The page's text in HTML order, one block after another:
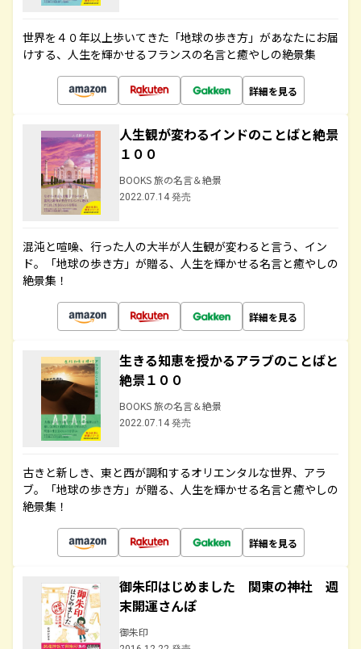
世界を４０年以上歩いてきた「地球の歩き方」があなたにお届
けする、人生を輝かせるフランスの名言と癒やしの絶景集
詳細を見る
人生観が変わるインドのことばと絶景
１００
BOOKS 旅の名言＆絶景
2022.07.14 発売
混沌と喧噪、行った人の大半が人生観が変わると言う、イン
ド。「地球の歩き方」が贈る、人生を輝かせる名言と癒やしの
絶景集！
詳細を見る
生きる知恵を授かるアラブのことばと
絶景１００
BOOKS 旅の名言＆絶景
2022.07.14 発売
古きと新しき、東と西が調和するオリエンタルな世界、アラ
ブ。「地球の歩き方」が贈る、人生を輝かせる名言と癒やしの
絶景集！
詳細を見る
御朱印はじめました 関東の神社 週
末開運さんぽ
御朱印